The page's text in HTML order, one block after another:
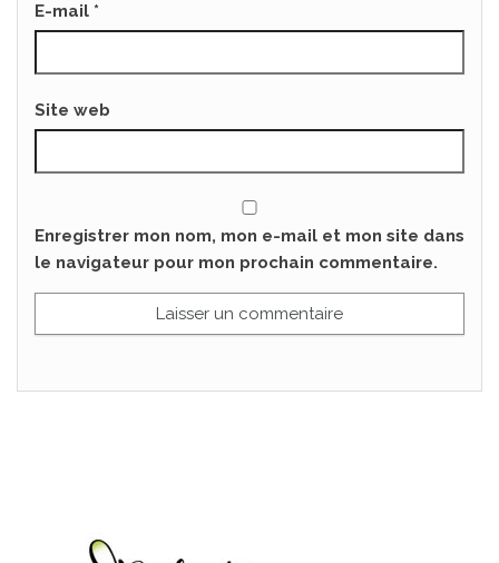
E-mail *
Site web
Enregistrer mon nom, mon e-mail et mon site dans
le navigateur pour mon prochain commentaire.